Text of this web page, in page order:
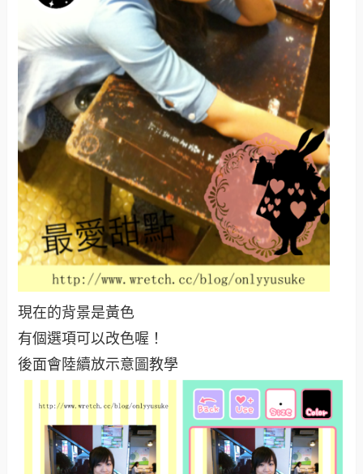
現在的背景是黃色
有個選項可以改色喔！
後面會陸續放示意圖教學